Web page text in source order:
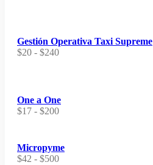
$10
hasta
Gestión Operativa Taxi Supreme
$20 - $240Rango
$20
hasta
One a One
$17 - $200Rango
desde
$17
Micropyme
$42 - $500Rango